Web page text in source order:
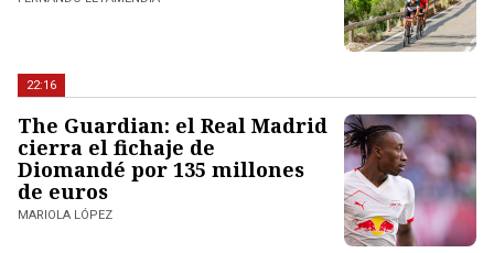
22:16
The Guardian: el Real Madrid
cierra el fichaje de
Diomandé por 135 millones
de euros
MARIOLA LÓPEZ